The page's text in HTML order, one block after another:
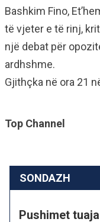
Bashkim Fino,
të vjeter e të rinj,
një debat për
ardhshme.
Gjithçka në ora 21
Top Channel
SONDAZH
Pushimet